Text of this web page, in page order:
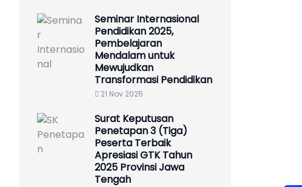
Seminar Internasional
Pendidikan 2025,
Pembelajaran
Mendalam untuk
Mewujudkan
Transformasi Pendidikan
21 Nov 2025
Surat Keputusan
Penetapan 3 (Tiga)
Peserta Terbaik
Apresiasi GTK Tahun
2025 Provinsi Jawa
Tengah